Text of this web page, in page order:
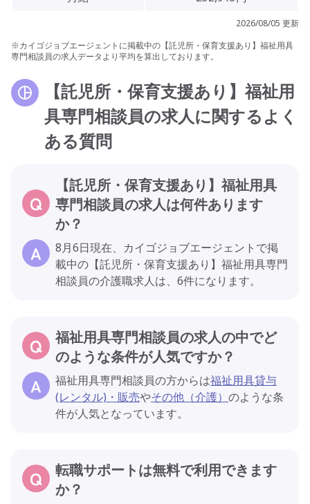
2026/08/05 更新
※カイゴジョブエージェントに掲載中の【託児所・保育支援あり】福祉用具
専門相談員の求人データより平均を算出しております。
【託児所・保育支援あり】福祉用
具専門相談員の求人に関するよく
ある質問
【託児所・保育支援あり】福祉用具
専門相談員の求人は何件あります
か？
8月6日現在、カイゴジョブエージェントで掲
載中の【託児所・保育支援あり】福祉用具専門
相談員の介護職求人は、6件になります。
福祉用具専門相談員の求人の中でど
のような条件が人気ですか？
福祉用具専門相談員の方からは福祉用具貸与
(レンタル)・販売やその他（介護） のような条
件が人気となっています。
転職サポートは無料で利用できます
か？